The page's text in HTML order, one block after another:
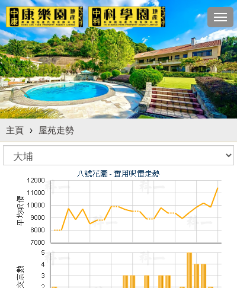
主頁 › 屋苑走勢